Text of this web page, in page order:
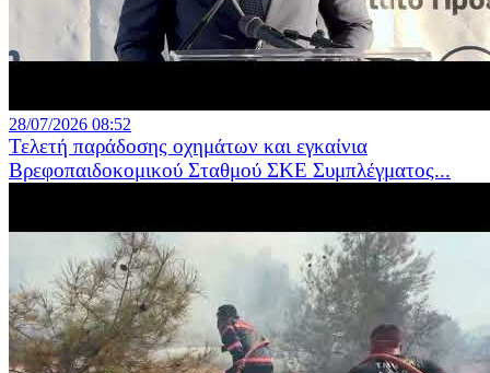
28/07/2026 08:52
Τελετή παράδοσης οχημάτων και εγκαίνια
Βρεφοπαιδοκομικού Σταθμού ΣΚΕ Συμπλέγματος...